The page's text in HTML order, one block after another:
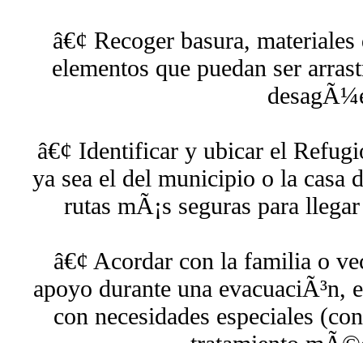
â€¢ Recoger basura,
elementos que puedan ser
â€¢ Identificar y ubicar el
ya sea el del municipio o la casa
rutas mÃ¡s seguras para
â€¢ Acordar con la familia o
apoyo durante una evacuaciÃ³n,
con necesidades especiales